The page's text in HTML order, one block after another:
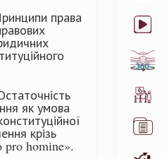
права
як умова
крізь
pro homine».